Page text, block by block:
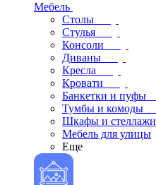
Мебель
Столы
Стулья
Консоли
Диваны
Кресла
Кровати
Банкетки и пуфы
Тумбы и комоды
Шкафы и стеллажи
Мебель для улицы
Еще